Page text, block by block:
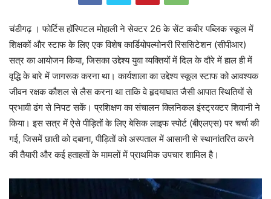
चंडीगढ़ । फोर्टिस हॉस्पिटल मोहाली ने सेक्टर 26 के सेंट कबीर पब्लिक स्कूल में
शिक्षकों और स्टाफ के लिए एक विशेष कार्डियोपल्मोनरी रिससिटेशन (सीपीआर)
सत्र का आयोजन किया, जिसका उद्देश्य युवा व्यक्तियों में दिल के दौरे में हाल ही में
वृद्धि के बारे में जागरूक करना था। कार्यशाला का उद्देश्य स्कूल स्टाफ को आवश्यक
जीवन रक्षक कौशल से लैस करना था ताकि वे हृदयाघात जैसी आपात स्थितियों से
प्रभावी ढंग से निपट सकें। प्रशिक्षण का संचालन क्लिनिकल इंस्ट्रक्टर शिवानी ने
किया। इस सत्र में ऐसे पीड़ितों के लिए बेसिक लाइफ स्पोर्ट (बीएलएस) पर चर्चा की
गई, जिसमें छाती को दबाना, पीड़ितों को अस्पताल में आसानी से स्थानांतरित करने
की तैयारी और कई हताहतों के मामलों में प्राथमिक उपचार शामिल है।